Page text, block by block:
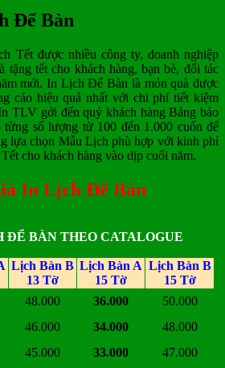
Để Bàn
Tết được nhiều công ty, doanh nghiệp
tặng tết cho khách hàng, bạn bè, đối tác
mới. In Lịch Để Bàn là món quà được
cáo hiệu quả nhất với chi phí tiết kiệm
TLV gởi đến quý khách hàng Bảng báo
số lượng từ 100 đến 1.000 cuốn để
lựa chọn Mẫu Lịch phù hợp với kinh phí
cho khách hàng vào dịp cuối năm.
In Lịch Để Bàn
ĐỂ BÀN THEO CATALOGUE
Lịch Bàn B
13 Tờ
Lịch Bàn A
15 Tờ
Lịch Bàn B
15 Tờ
48.000 36.000
50.000
46.000 34.000
48.000
45.000 33.000
47.000